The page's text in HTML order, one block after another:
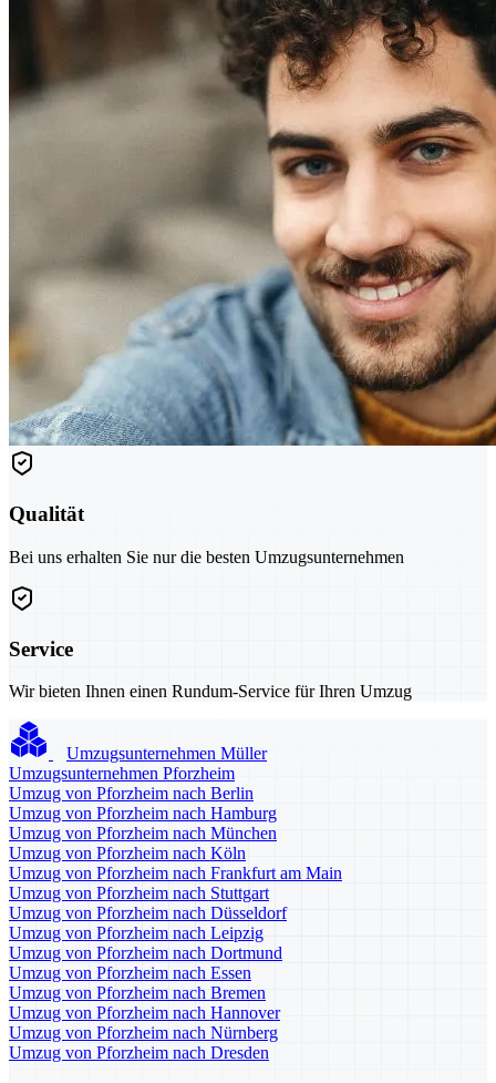
Qualität
Bei uns erhalten Sie nur die besten Umzugsunternehmen
Service
Wir bieten Ihnen einen Rundum-Service für Ihren Umzug
Umzugsunternehmen Müller
Umzugsunternehmen Pforzheim
Umzug von Pforzheim nach Berlin
Umzug von Pforzheim nach Hamburg
Umzug von Pforzheim nach München
Umzug von Pforzheim nach Köln
Umzug von Pforzheim nach Frankfurt am Main
Umzug von Pforzheim nach Stuttgart
Umzug von Pforzheim nach Düsseldorf
Umzug von Pforzheim nach Leipzig
Umzug von Pforzheim nach Dortmund
Umzug von Pforzheim nach Essen
Umzug von Pforzheim nach Bremen
Umzug von Pforzheim nach Hannover
Umzug von Pforzheim nach Nürnberg
Umzug von Pforzheim nach Dresden